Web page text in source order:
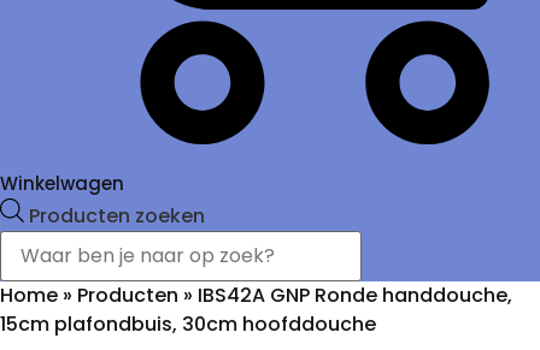
Winkelwagen
Producten zoeken
Home » Producten » IBS42A GNP Ronde handdouche,
15cm plafondbuis, 30cm hoofddouche